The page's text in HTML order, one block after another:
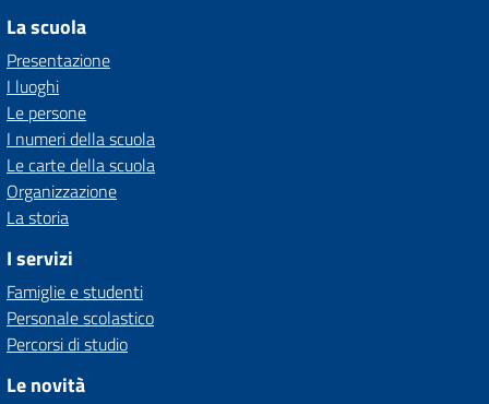
La scuola
Presentazione
I luoghi
Le persone
I numeri della scuola
Le carte della scuola
Organizzazione
La storia
I servizi
Famiglie e studenti
Personale scolastico
Percorsi di studio
Le novità